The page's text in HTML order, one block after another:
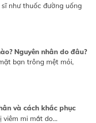
như thuốc đường uống
Nguyên nhân do đâu?
bạn trông mệt mỏi,
và cách khắc phục
mi mắt do...